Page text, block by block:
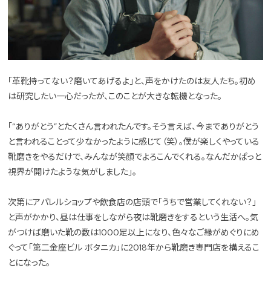
「革靴持ってない？磨いてあげるよ」と、声をかけたのは友人たち。初め
は研究したい一心だったが、このことが大きな転機となった。
「“ありがとう”とたくさん言われたんです。そう言えば、今までありがとう
と言われることって少なかったように感じて（笑）。僕が楽しくやっている
靴磨きをやるだけで、みんなが笑顔でよろこんでくれる。なんだかぱっと
視界が開けたような気がしました」。
次第にアパレルショップや飲食店の店頭で「うちで営業してくれない？」
と声がかかり、昼は仕事をしながら夜は靴磨きをするという生活へ。気
がつけば磨いた靴の数は1000足以上になり、色々なご縁がめぐりにめ
ぐって「第二金座ビル ボタニカ」に2018年から靴磨き専門店を構えるこ
とになった。